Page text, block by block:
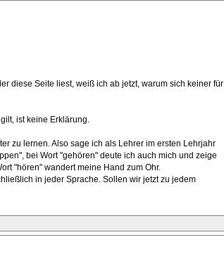
diese Seite liest, weiß ich ab jetzt, warum sich keiner für
ist keine Erklärung.
zu lernen. Also sage ich als Lehrer im ersten Lehrjahr
bei Wort "gehören" deute ich auch mich und zeige
"hören" wandert meine Hand zum Ohr.
in jeder Sprache. Sollen wir jetzt zu jedem